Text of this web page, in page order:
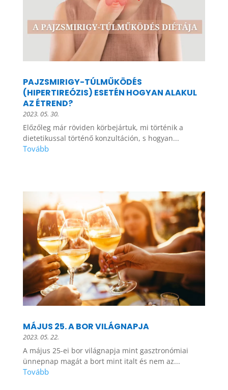
PAJZSMIRIGY-TÚLMŰKÖDÉS
(HIPERTIREÓZIS) ESETÉN HOGYAN ALAKUL
AZ ÉTREND?
2023. 05. 30.
Előzőleg már röviden körbejártuk, mi történik a
dietetikussal történő konzultáción, s hogyan...
MÁJUS 25. A BOR VILÁGNAPJA
2023. 05. 22.
A május 25-ei bor világnapja mint gasztronómiai
ünnepnap magát a bort mint italt és nem az...